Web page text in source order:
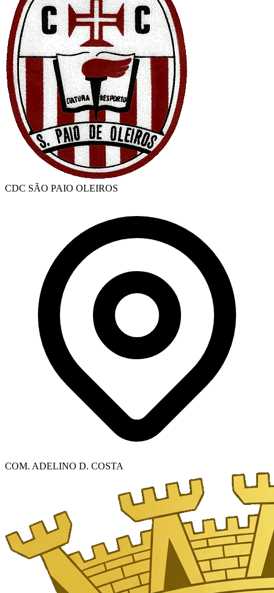
CDC SÃO PAIO OLEIROS
COM. ADELINO D. COSTA